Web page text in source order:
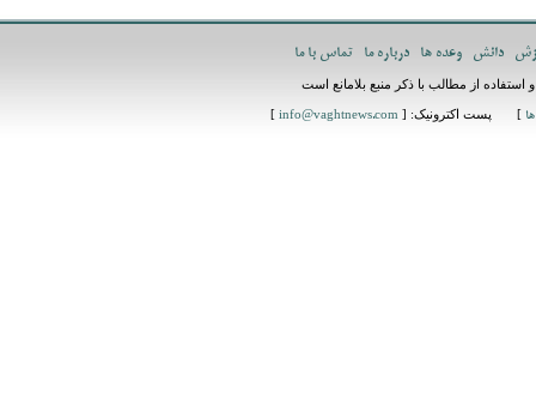
دانش وعده ها درباره ما تماس با ما
از مطالب با ذکر منبع بلامانع است
] پست اکترونیک: [ info@vaghtnews.com
]